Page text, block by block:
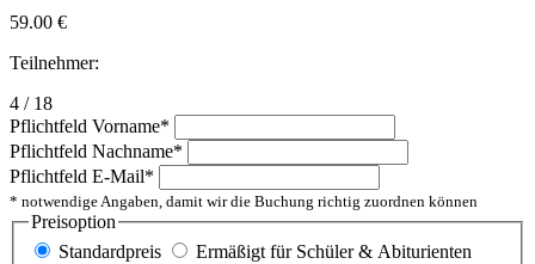
59.00 €
Teilnehmer:
4 / 18
Pflichtfeld Vorname*
Pflichtfeld Nachname*
Pflichtfeld E-Mail*
* notwendige Angaben, damit wir die Buchung richtig zuordnen können
Preisoption
Standardpreis
Ermäßigt für Schüler & Abiturienten